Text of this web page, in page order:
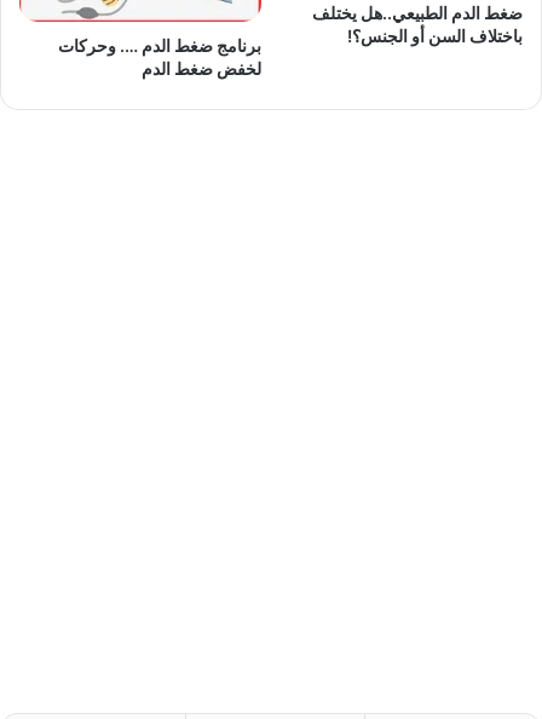
ضغط الدم الطبيعي..هل يختلف
باختلاف السن أو الجنس؟!
برنامج ضغط الدم …. وحركات
لخفض ضغط الدم